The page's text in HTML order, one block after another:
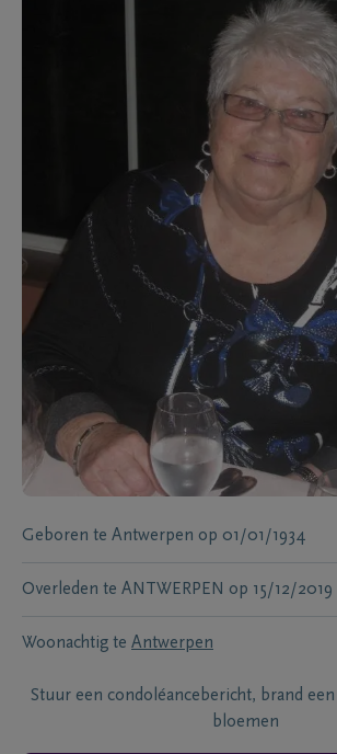
Geboren te Antwerpen op 01/01/1934
Overleden te ANTWERPEN op 15/12/2019
Woonachtig te Antwerpen
Stuur een condoléancebericht, brand een
bloemen